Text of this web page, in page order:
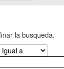
la busqueda.